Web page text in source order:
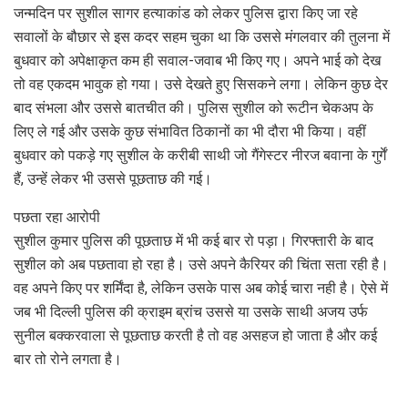
जन्मदिन पर सुशील सागर हत्याकांड को लेकर पुलिस द्वारा किए जा रहे
सवालों के बौछार से इस कदर सहम चुका था कि उससे मंगलवार की तुलना में
बुधवार को अपेक्षाकृत कम ही सवाल-जवाब भी किए गए। अपने भाई को देख
तो वह एकदम भावुक हो गया। उसे देखते हुए सिसकने लगा। लेकिन कुछ देर
बाद संभला और उससे बातचीत की। पुलिस सुशील को रूटीन चेकअप के
लिए ले गई और उसके कुछ संभावित ठिकानों का भी दौरा भी किया। वहीं
बुधवार को पकड़े गए सुशील के करीबी साथी जो गैंगेस्टर नीरज बवाना के गुर्गें
हैं, उन्हें लेकर भी उससे पूछताछ की गई।
पछता रहा आरोपी
सुशील कुमार पुलिस की पूछताछ में भी कई बार रो पड़ा। गिरफ्तारी के बाद
सुशील को अब पछतावा हो रहा है। उसे अपने कैरियर की चिंता सता रही है।
वह अपने किए पर शर्मिंदा है, लेकिन उसके पास अब कोई चारा नही है। ऐसे में
जब भी दिल्ली पुलिस की क्राइम ब्रांच उससे या उसके साथी अजय उर्फ
सुनील बक्करवाला से पूछताछ करती है तो वह असहज हो जाता है और कई
बार तो रोने लगता है।